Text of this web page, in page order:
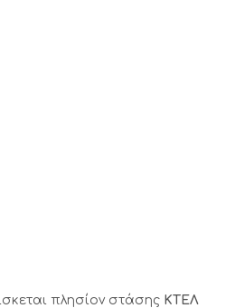
πλησίον στάσης ΚΤΕΛ